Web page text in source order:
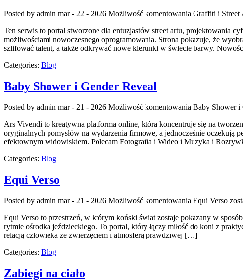
Posted by admin mar - 22 - 2026 Możliwość komentowania Graffiti i Street
Ten serwis to portal stworzone dla entuzjastów street artu, projektowania
możliwościami nowoczesnego oprogramowania. Strona pokazuje, że
szlifować talent, a także odkrywać nowe kierunki w świecie barwy.
Categories: Blog
Baby Shower i Gender Reveal
Posted by admin mar - 21 - 2026 Możliwość komentowania Baby Shower i
Ars Vivendi to kreatywna platforma online, która koncentruje się na
oryginalnych pomysłów na wydarzenia firmowe, a jednocześnie oczekują
efektownym widowiskiem. Polecam Fotografia i Wideo i Muzyka i
Categories: Blog
Equi Verso
Posted by admin mar - 21 - 2026 Możliwość komentowania Equi Verso
Equi Verso to przestrzeń, w którym koński świat zostaje pokazany w
rytmie ośrodka jeździeckiego. To portal, który łączy miłość do koni z
relacją człowieka ze zwierzęciem i atmosferą prawdziwej […]
Categories: Blog
Zabiegi na ciało